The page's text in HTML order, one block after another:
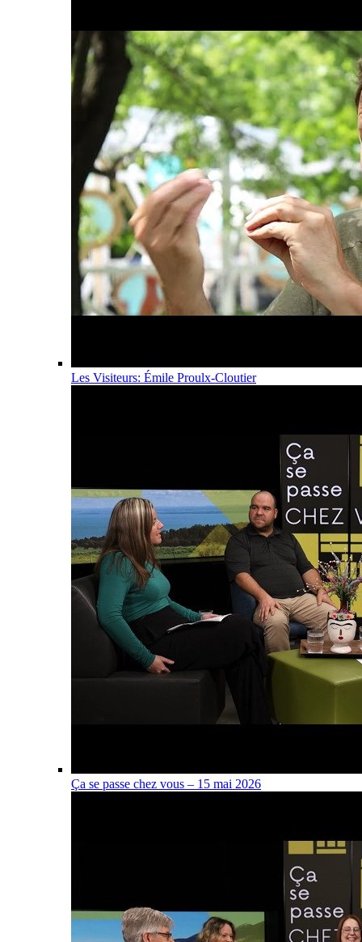
Les Visiteurs: Émile Proulx-Cloutier
Ça se passe chez vous – 15 mai 2026